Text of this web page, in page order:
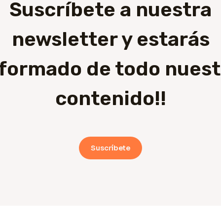
Suscríbete a nuestra
newsletter y estarás
de todo
contenido!!
Suscríbete